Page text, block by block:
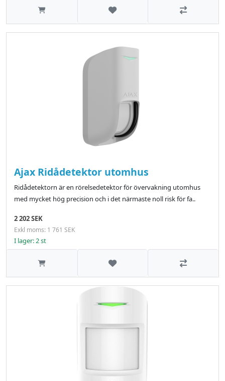
Lägg till i önskelistanJämför
Ajax Ridådetektor utomhus
Ridådetektorn är en rörelsedetektor för övervakning utomhus
med mycket hög precision och i det närmaste noll risk för fa..
2 202 SEK
Exkl moms: 1 761 SEK
I lager: 2 st
Lägg till i önskelistanJämför